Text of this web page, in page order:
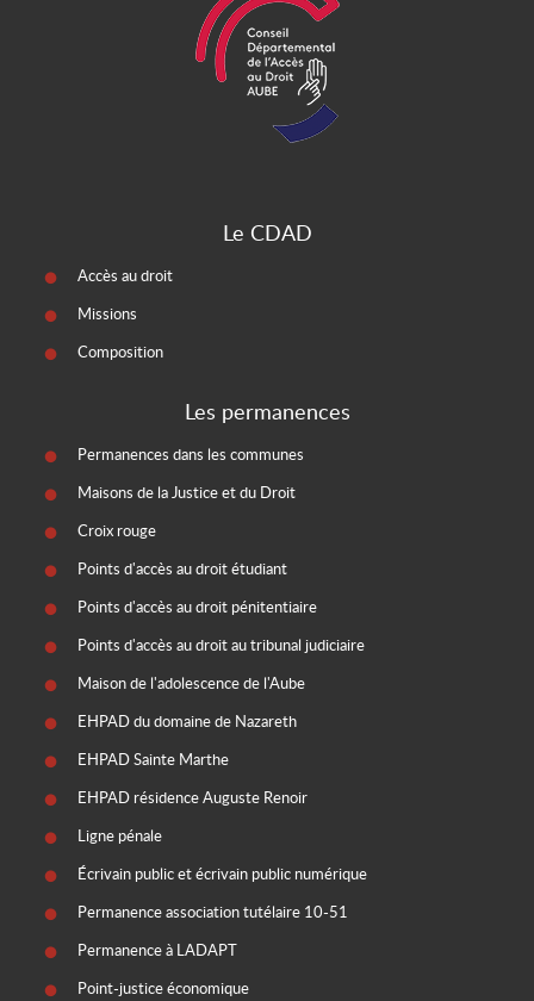
Le CDAD
Accès au droit
Missions
Composition
Les permanences
Permanences dans les communes
Maisons de la Justice et du Droit
Croix rouge
Points d'accès au droit étudiant
Points d'accès au droit pénitentiaire
Points d'accès au droit au tribunal judiciaire
Maison de l'adolescence de l'Aube
EHPAD du domaine de Nazareth
EHPAD Sainte Marthe
EHPAD résidence Auguste Renoir
Ligne pénale
Écrivain public et écrivain public numérique
Permanence association tutélaire 10-51
Permanence à LADAPT
Point-justice économique